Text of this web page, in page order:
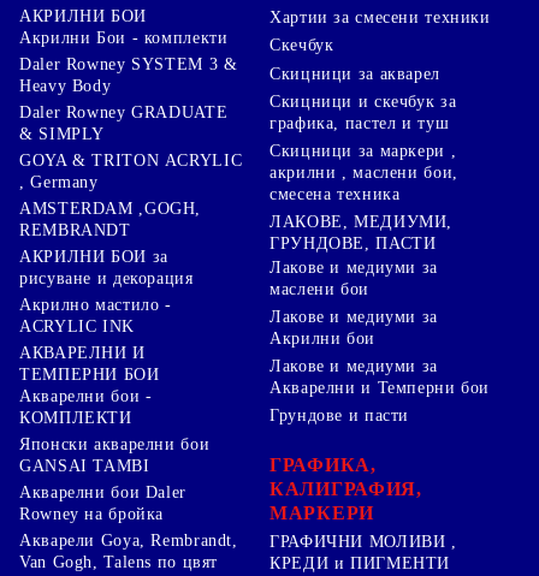
АКРИЛНИ БОИ
Акрилни Бои - комплекти
Daler Rowney SYSTEM 3 &
Heavy Body
Daler Rowney GRADUATE
& SIMPLY
GOYA & TRITON АCRYLIC
, Germany
AMSTERDAM ,GOGH,
REMBRANDT
АКРИЛНИ БОИ за
рисуване и декорация
Акрилно мастило -
ACRYLIC INK
АКВАРЕЛНИ И
ТЕМПЕРНИ БОИ
Акварелни бои -
КОМПЛЕКТИ
Японски акварелни бои
GANSAI TAMBI
Акварелни бои Daler
Rowney на бройка
Акварели Goya, Rembrandt,
Van Gogh, Talens по цвят
Хартии за смесени техники
Скечбук
Скицници за акварел
Скицници и скечбук за
графика, пастел и туш
Скицници за маркери ,
акрилни , маслени бои,
смесена техника
ЛАКОВЕ, МЕДИУМИ,
ГРУНДОВЕ, ПАСТИ
Лакове и медиуми за
маслени бои
Лакове и медиуми за
Акрилни бои
Лакове и медиуми за
Акварелни и Темперни бои
Грундове и пасти
ГРАФИКА,
КАЛИГРАФИЯ,
МАРКЕРИ
ГРАФИЧНИ МОЛИВИ ,
КРЕДИ и ПИГМЕНТИ